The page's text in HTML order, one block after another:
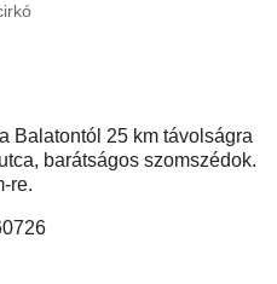
Balatontól 25 km távolságra
barátságos szomszédok.
re.